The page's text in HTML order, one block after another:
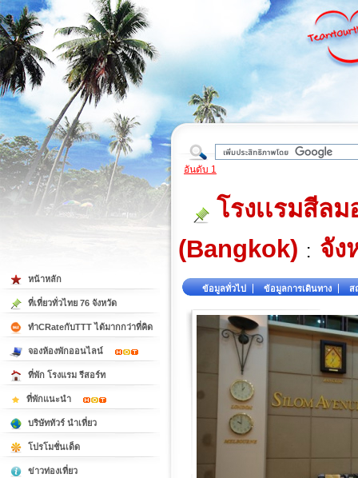
ต้
อันดับ 1
โรงเเรมสีล
(Bangkok) : จัง
ข้อมูลทั่วไป ข้อมูลการเดินทาง ส
หน้าหลัก
ที่เที่ยวทั่วไทย 76 จังหวัด
ทำCRateกับTTT ได้มากกว่าที่คิด
จองห้องพักออนไลน์
ที่พัก โรงแรม รีสอร์ท
ที่พักแนะนำ
บริษัททัวร์ นำเที่ยว
โปรโมชั่นเด็ด
ข่าวท่องเที่ยว